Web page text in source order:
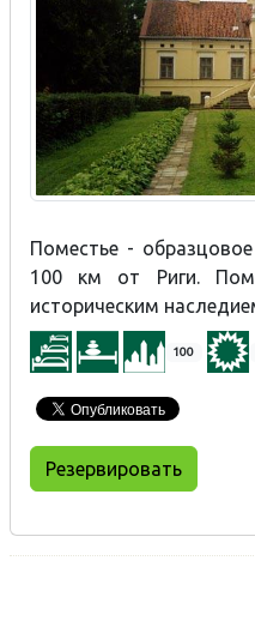
Поместье -
100 км от Риги.
историческим
100
Резервировать